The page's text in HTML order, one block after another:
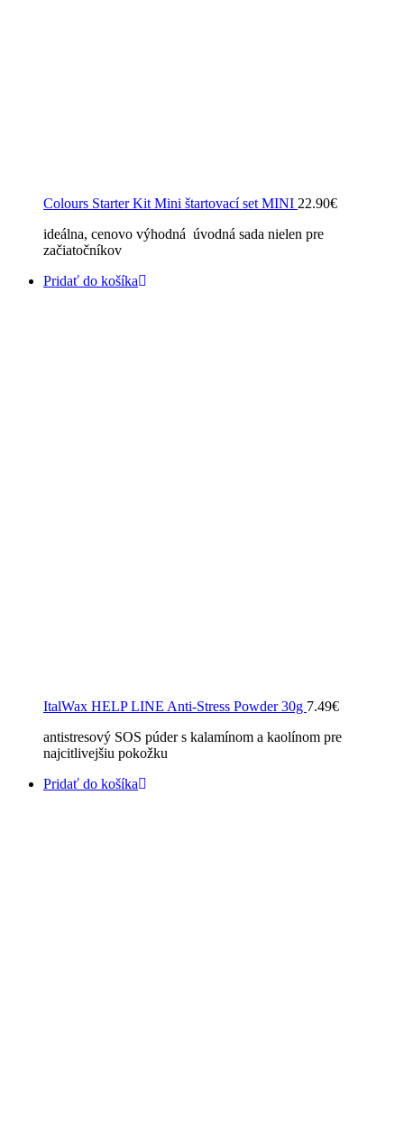
Colours Starter Kit Mini štartovací set MINI 22.90€
ideálna, cenovo výhodná úvodná sada nielen pre
začiatočníkov
Pridať do košíka
ItalWax HELP LINE Anti-Stress Powder 30g 7.49€
antistresový SOS púder s kalamínom a kaolínom pre
najcitlivejšiu pokožku
Pridať do košíka